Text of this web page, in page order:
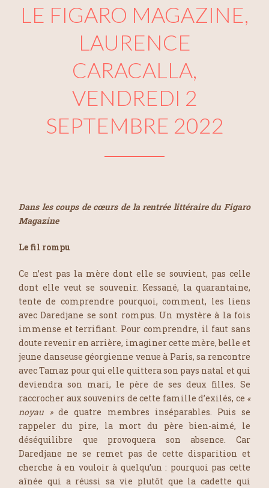
LE FIGARO MAGAZINE,
LAURENCE
CARACALLA,
VENDREDI 2
SEPTEMBRE 2022
Dans les coups de cœurs de la rentrée littéraire du Figaro
Magazine
Le fil rompu
Ce n’est pas la mère dont elle se souvient, pas celle
dont elle veut se souvenir. Kessané, la quarantaine,
tente de comprendre pourquoi, comment, les liens
avec Daredjane se sont rompus. Un mystère à la fois
immense et terrifiant. Pour comprendre, il faut sans
doute revenir en arrière, imaginer cette mère, belle et
jeune danseuse géorgienne venue à Paris, sa rencontre
avec Tamaz pour qui elle quittera son pays natal et qui
deviendra son mari, le père de ses deux filles. Se
raccrocher aux souvenirs de cette famille d’exilés, ce «
noyau »de quatre membres inséparables. Puis se
rappeler du pire, la mort du père bien-aimé, le
déséquilibre que provoquera son absence. Car
Daredjane ne se remet pas de cette disparition et
cherche à en vouloir à quelqu’un : pourquoi pas cette
aînée qui a réussi sa vie plutôt que la cadette qui